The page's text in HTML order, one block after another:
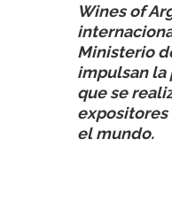
Wines of
Ministerio
impulsan la
que se
el mundo.